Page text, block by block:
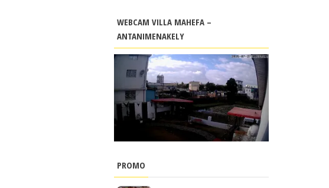
WEBCAM VILLA MAHEFA –
ANTANIMENAKELY
PROMO